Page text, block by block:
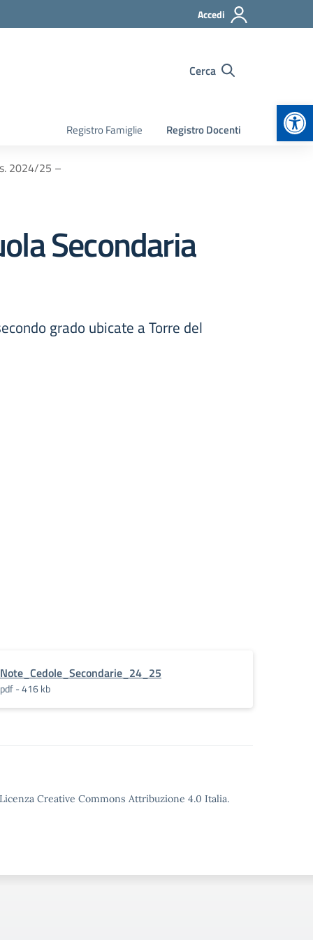
Accedi
Cerca
Registro Famiglie Registro Docenti
2024/25 –
Secondaria
grado ubicate a Torre del
Note_Cedole_Secondarie_24_25
pdf - 416 kb
Creative Commons Attribuzione 4.0 Italia.